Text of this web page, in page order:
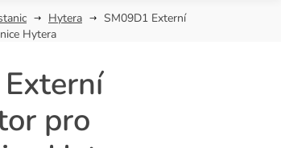
Hytera
SM09D1 Externí
Hytera
pro